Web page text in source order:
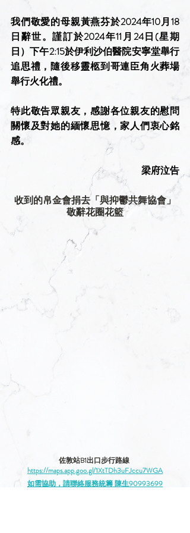
我們敬愛的母親黃燕芬於2024年10月18
日辭世。謹訂於2024年11月24日(星期
日）下午2:15於伊利沙伯醫院安寧堂舉行
追思禮，隨後移靈柩到哥連臣角火葬場
舉行火化禮。
特此敬告眾親友，感謝各位親友的慰問
關懷及對她的緬懷思憶，家人們衷心銘
感。
梁府泣告
收到的帛金會捐去「與抑鬱共舞協會」
敬辭花圈花籃
佐敦站B1出口步行路線
https://maps.app.goo.gl/1XtTDh3uFJccu7WGA
如需協助，請聯絡服務統籌 陳生90993699